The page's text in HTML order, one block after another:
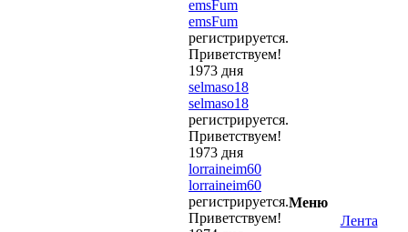
emsFum
emsFum
регистрируется.
Приветствуем!
1973 дня
selmaso18
selmaso18
регистрируется.
Приветствуем!
1973 дня
lorraineim60
lorraineim60
регистрируется.
Приветствуем!
Меню
Лента